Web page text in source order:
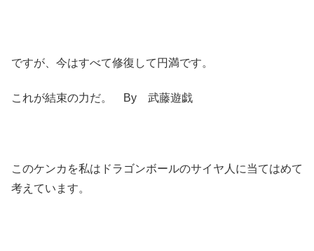
ですが、今はすべて修復して円満です。
これが結束の力だ。 By 武藤遊戯
このケンカを私はドラゴンボールのサイヤ人に当てはめて
考えています。